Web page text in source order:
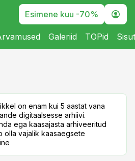
Esimene kuu -70%
Galeriid TOPid
on enam kui 5 aastat vana
digitaalsesse arhiivi.
ega kaasajasta arhiveeritud
olla vajalik kaasaegsete